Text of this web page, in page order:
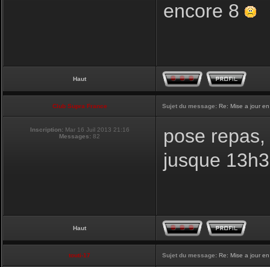
encore 8
Haut
Club Supra France Sujet du message: Re: Mise a jour
Inscription: Mar 16 Juil 2013 21:16
Messages: 82
pose
jusque
Haut
touti-17 Sujet du message: Re: Mise a jour